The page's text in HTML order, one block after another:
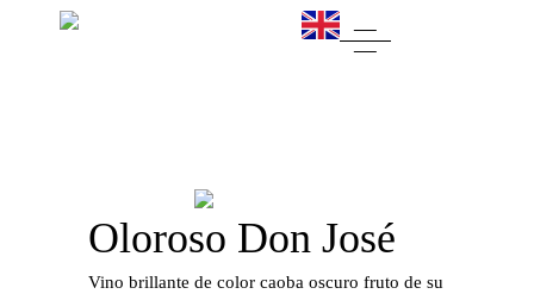
Oloroso Don José
Vino brillante de color caoba oscuro fruto de su